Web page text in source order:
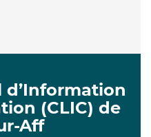
d’Information
(CLIC) de
Aff